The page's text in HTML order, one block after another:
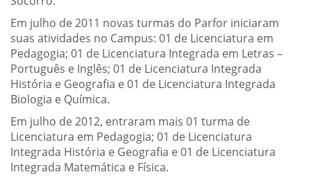
Em julho de 2011 novas turmas do Parfor iniciaram
suas atividades no Campus: 01 de Licenciatura em
Pedagogia; 01 de Licenciatura Integrada em Letras –
Português e Inglês; 01 de Licenciatura Integrada
História e Geografia e 01 de Licenciatura Integrada
Biologia e Química.
Em julho de 2012, entraram mais 01 turma de
Licenciatura em Pedagogia; 01 de Licenciatura
Integrada História e Geografia e 01 de Licenciatura
Integrada Matemática e Física.